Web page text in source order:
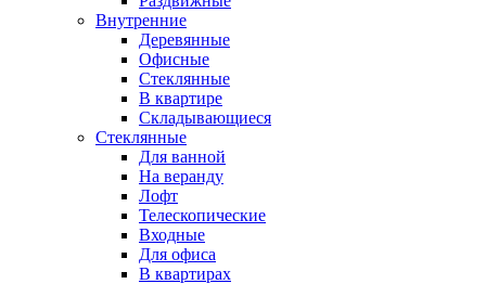
Внутренние
Деревянные
Офисные
Стеклянные
В квартире
Складывающиеся
Стеклянные
Для ванной
На веранду
Лофт
Телескопические
Входные
Для офиса
В квартирах